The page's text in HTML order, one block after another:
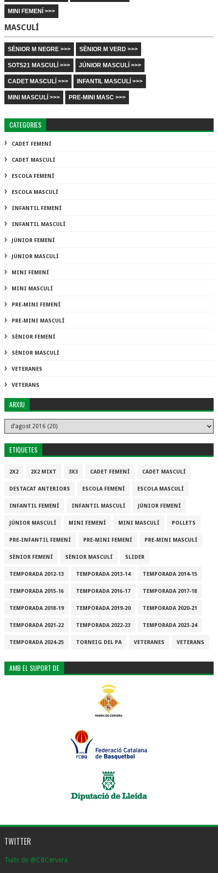
MINI FEMENÍ >>>
MASCULÍ
SÈNIOR M NEGRE >>> SÈNIOR M VERD >>>
SOTS21 MASCULÍ >>> JÚNIOR MASCULÍ >>>
CADET MASCULÍ >>> INFANTIL MASCULÍ >>>
MINI MASCULÍ >>> PRE-MINI MASC >>>
CATEGORIES
CADET FEMENÍ
CADET MASCULÍ
ESCOLA FEMENÍ
ESCOLA MASCULÍ
INFANTIL FEMENÍ
INFANTIL MASCULÍ
JÚNIOR FEMENÍ
JÚNIOR MASCULÍ
MINI FEMENÍ
MINI MASCULÍ
PRE-MINI FEMENÍ
PRE-MINI MASCULÍ
SÈNIOR FEMENÍ
SÈNIOR MASCULÍ
VETERANES
VETERANS
ARXIU
ETIQUETES
2X2 2X2 MIXT 3X3 CADET FEMENÍ CADET MASCULÍ
DESTACAT ANTERIORS ESCOLA FEMENÍ ESCOLA MASCULÍ
INFANTIL FEMENÍ INFANTIL MASCULÍ JÚNIOR FEMENÍ
JÚNIOR MASCULÍ MINI FEMENÍ MINI MASCULÍ POLLETS
PRE-INFANTIL FEMENÍ PRE-MINI FEMENÍ PRE-MINI MASCULÍ
SÈNIOR FEMENÍ SÈNIOR MASCULÍ SLIDER
TEMPORADA 2012-13 TEMPORADA 2013-14 TEMPORADA 2014-15
TEMPORADA 2015-16 TEMPORADA 2016-17 TEMPORADA 2017-18
TEMPORADA 2018-19 TEMPORADA 2019-20 TEMPORADA 2020-21
TEMPORADA 2021-22 TEMPORADA 2022-23 TEMPORADA 2023-24
TEMPORADA 2024-25 TORNEIG DEL PA VETERANES VETERANS
AMB EL SUPORT DE
TWITTER
Tuits de @CBCervera